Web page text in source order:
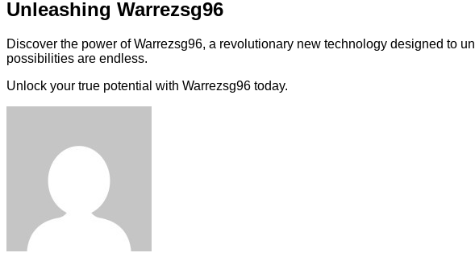
Unleashing Warrezsg96
Discover the power of Warrezsg96, a revolutionary new technology designed to
possibilities are endless.
Unlock your true potential with Warrezsg96 today.